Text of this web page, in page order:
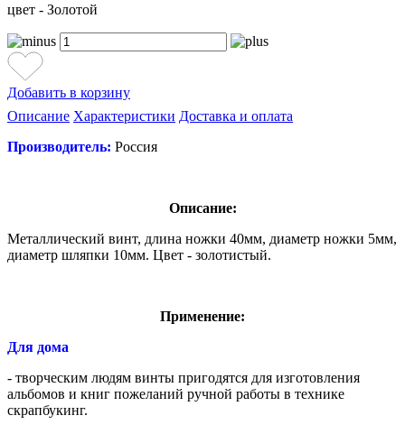
цвет - Золотой
Добавить в корзину
Описание Характеристики Доставка и оплата
Производитель: Россия
Описание:
Металлический винт, длина ножки 40мм, диаметр ножки 5мм,
диаметр шляпки 10мм. Цвет - золотистый.
Применение:
Для дома
- творческим людям винты пригодятся для изготовления
альбомов и книг пожеланий ручной работы в технике
скрапбукинг.